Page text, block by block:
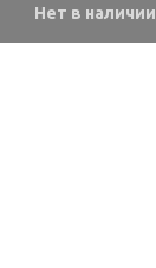
Нет в наличии